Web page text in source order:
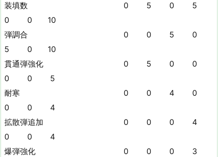
装填数 0 5 0 5
0 0 10
弾調合 0 0 5 0
5 0 10
貫通弾強化 0 5 0 0
0 0 5
耐寒 0 0 4 0
0 0 4
拡散弾追加 0 0 0 4
0 0 4
爆弾強化 0 0 0 3